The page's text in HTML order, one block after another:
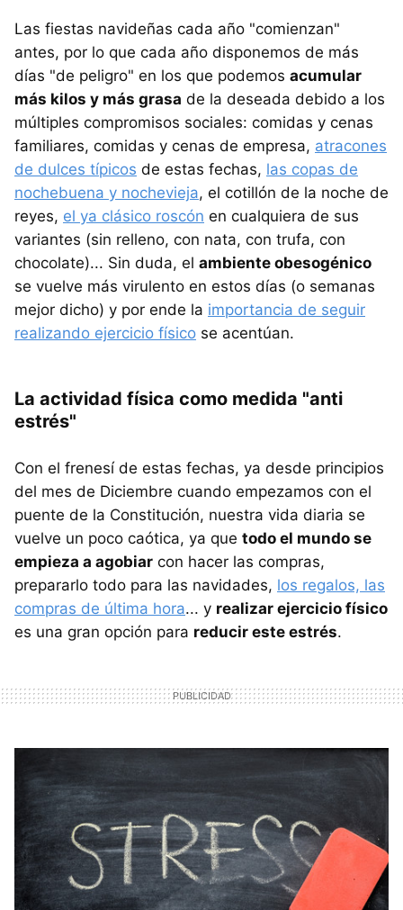
Las fiestas navideñas cada año "comienzan"
antes, por lo que cada año disponemos de más
días "de peligro" en los que podemos acumular
más kilos y más grasa de la deseada debido a los
múltiples compromisos sociales: comidas y cenas
familiares, comidas y cenas de empresa, atracones
de dulces típicos de estas fechas, las copas de
nochebuena y nochevieja, el cotillón de la noche de
reyes, el ya clásico roscón en cualquiera de sus
variantes (sin relleno, con nata, con trufa, con
chocolate)... Sin duda, el ambiente obesogénico
se vuelve más virulento en estos días (o semanas
mejor dicho) y por ende la importancia de seguir
realizando ejercicio físico se acentúan.
La actividad física como medida "anti
estrés"
Con el frenesí de estas fechas, ya desde principios
del mes de Diciembre cuando empezamos con el
puente de la Constitución, nuestra vida diaria se
vuelve un poco caótica, ya que todo el mundo se
empieza a agobiar con hacer las compras,
prepararlo todo para las navidades, los regalos, las
compras de última hora... y realizar ejercicio físico
es una gran opción para reducir este estrés.